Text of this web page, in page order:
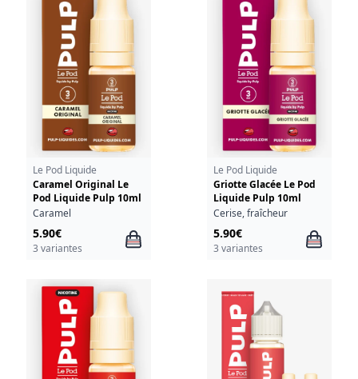
Le Pod Liquide
Caramel Original Le
Pod Liquide Pulp 10ml
Caramel
5.90€
3 variantes
Le Pod Liquide
Griotte Glacée Le Pod
Liquide Pulp 10ml
Cerise, fraîcheur
5.90€
3 variantes